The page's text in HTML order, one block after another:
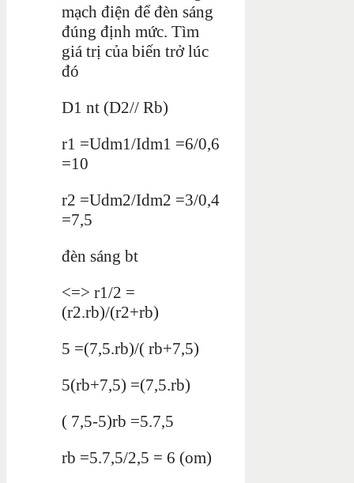
mạch điện để đèn sáng
đúng định mức. Tìm
giá trị của biến trở lúc
đó
D1 nt (D2// Rb)
r1 =Udm1/Idm1 =6/0,6
=10
r2 =Udm2/Idm2 =3/0,4
=7,5
đèn sáng bt
<=> r1/2 =
(r2.rb)/(r2+rb)
5 =(7,5.rb)/( rb+7,5)
5(rb+7,5) =(7,5.rb)
( 7,5-5)rb =5.7,5
rb =5.7,5/2,5 = 6 (om)